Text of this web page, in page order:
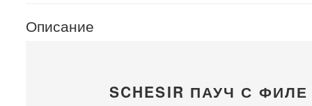
Описание
SCHESIR ПАУЧ С